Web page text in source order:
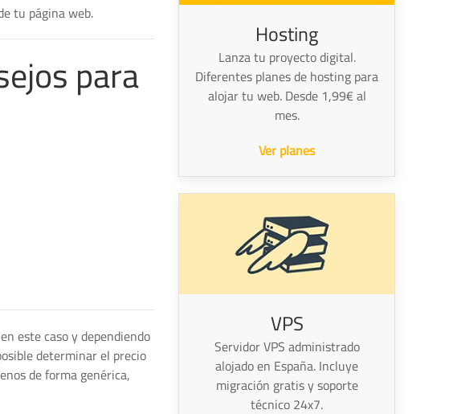
tu página web.
para
este caso y dependiendo
determinar el precio
de forma genérica,
Hosting
Lanza tu proyecto digital.
Diferentes planes de hosting para
alojar tu web. Desde 1,99€ al
mes.
Ver planes
VPS
Servidor VPS administrado
alojado en España. Incluye
migración gratis y soporte
técnico 24x7.